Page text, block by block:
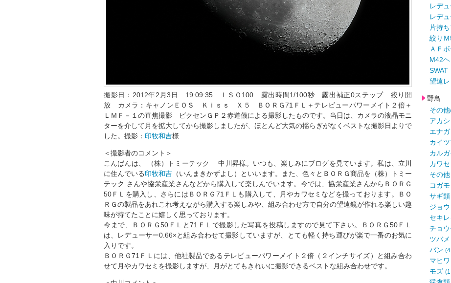
撮影日：2012年2月3日 19:09:35 ＩＳＯ100 露出時間1/100秒 露出補正0ステップ 絞り開
放 カメラ：キャノンＥＯＳ Ｋｉｓｓ Ｘ５ ＢＯＲＧ71ＦＬ＋テレビューパワーメイト２倍＋
ＬＭＦ－１の直焦撮影 ビクセンＧＰ２赤道儀による撮影したものです。当日は、カメラの液晶モニ
ターを介して月を拡大してから撮影しましたが、ほとんど大気の揺らぎがなくベストな撮影日よりで
した。撮影： 印牧和吉様
＜撮影者のコメント＞
こんばんは、 （株）トミーテック 中川昇様。いつも、楽しみにブログを見ています。私は、立川
に住んでいる印牧和吉 （いんまきかずよし）といいます。また、色々とＢＯＲＧ商品を（株）トミー
テック さんや協栄産業さんなどから購入して楽しんでいます。今では、協栄産業さんからＢＯＲＧ
50ＦＬを購入し、さらにはＢＯＲＧ71ＦＬも購入して、月やカワセミなどを撮っております。ＢＯ
ＲＧの製品をあれこれ考えながら購入する楽しみや、組み合わせ方で自分の望遠鏡が作れる楽しい趣
味が持てたことに嬉しく思っております。
今まで、ＢＯＲＧ50ＦＬと71ＦＬで撮影した写真を投稿しますので見て下さい。ＢＯＲＧ50ＦＬ
は、レデューサー0.66×と組み合わせて撮影していますが、とても軽く持ち運びが楽で一番のお気に
入りです。
ＢＯＲＧ71ＦＬには、他社製品であるテレビューパワーメイト２倍（２インチサイズ）と組み合わ
せて月やカワセミを撮影しますが、月がとてもきれいに撮影できるベストな組み合わせです。
レデ
レデ
片持
絞り
ＡＦ
M42
SWAT
望遠
野鳥
その
アカ
エナガ
カイツ
カル
カワ
その
コガモ
サギ類
ジョ
セキレ
チョ
ツバメ
バン
マヒワ
モズ